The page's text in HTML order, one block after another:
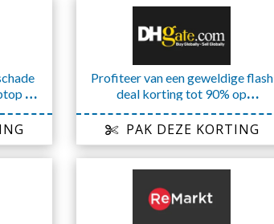
of
Profiteer van een geweldige flash
deal korting tot 90% op
hoogwaardige artikelen
PAK DEZE KORTING